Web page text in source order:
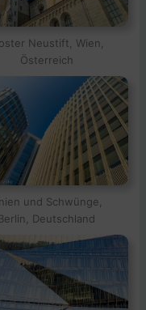
Neustift, Wien,
Österreich
und Schwünge,
Deutschland